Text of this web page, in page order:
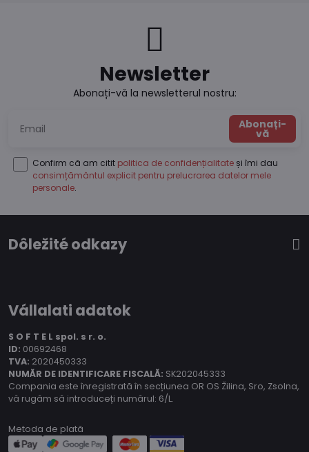
Newsletter
Abonați-vă la newsletterul nostru:
Abonați-
vă
Confirm că am citit politica de confidențialitate și îmi dau
consimțământul explicit pentru prelucrarea datelor mele
personale.
Dôležité odkazy
Vállalati adatok
S O F T E L spol. s r. o.
ID: 00692468
TVA: 2020450333
NUMĂR DE IDENTIFICARE FISCALĂ: SK202045333
Compania este înregistrată în secțiunea OR OS Žilina, Sro, Zsolna,
vă rugăm să introduceți numărul: 6/L.
Metoda de plată